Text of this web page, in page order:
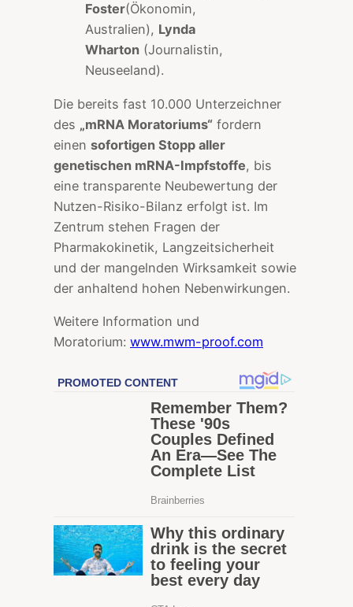
Foster(Ökonomin,
Australien), Lynda
Wharton (Journalistin,
Neuseeland).
Die bereits fast 10.000 Unterzeichner
des „mRNA Moratoriums“ fordern
einen sofortigen Stopp aller
genetischen mRNA-Impfstoffe, bis
eine transparente Neubewertung der
Nutzen-Risiko-Bilanz erfolgt ist. Im
Zentrum stehen Fragen der
Pharmakokinetik, Langzeitsicherheit
und der mangelnden Wirksamkeit sowie
der anhaltend hohen Nebenwirkungen.
Weitere Information und
Moratorium: www.mwm-proof.com